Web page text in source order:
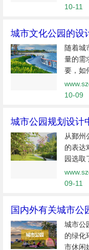
量。作
10-11
城市文化公园的设
随着城
量的需
要，如
风貌成
园根据
10-09
城市公园规划设计
从鄞州
的表达
园选取
抓住文
达，营
09-11
国内外有关城市公
城市公
的绿化
市休闲